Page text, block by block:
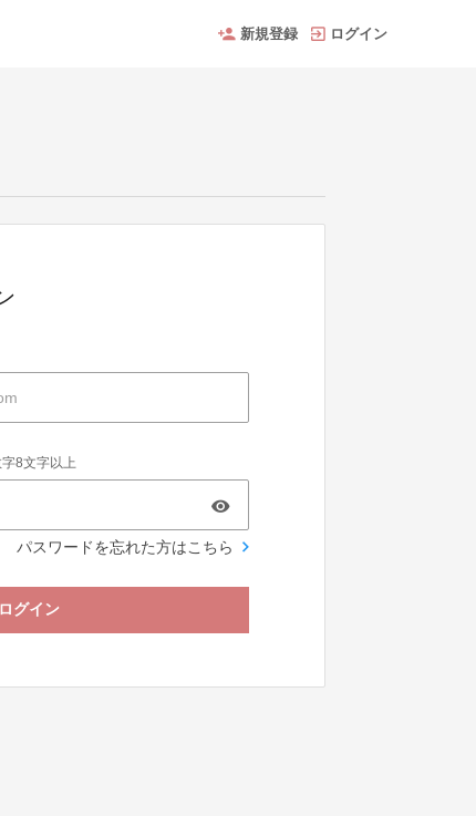
新規登録 ログイン
8文字以上
パスワードを忘れた方はこちら
ログイン